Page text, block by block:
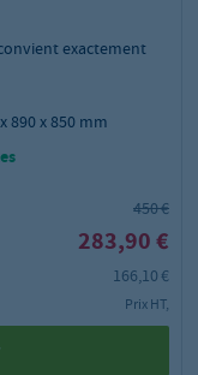
exactement
890 x 850 mm
450 €
283,90 €
166,10 €
Prix HT,